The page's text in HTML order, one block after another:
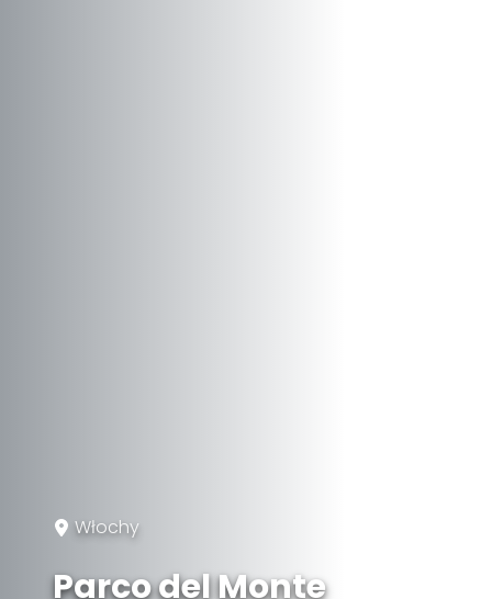
Włochy
Parco del Monte